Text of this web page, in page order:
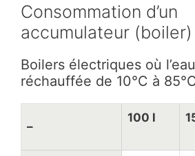
Consommation d’un
accumulateur
Boilers électriques où
réchauffée de 10°C à
–
100 l